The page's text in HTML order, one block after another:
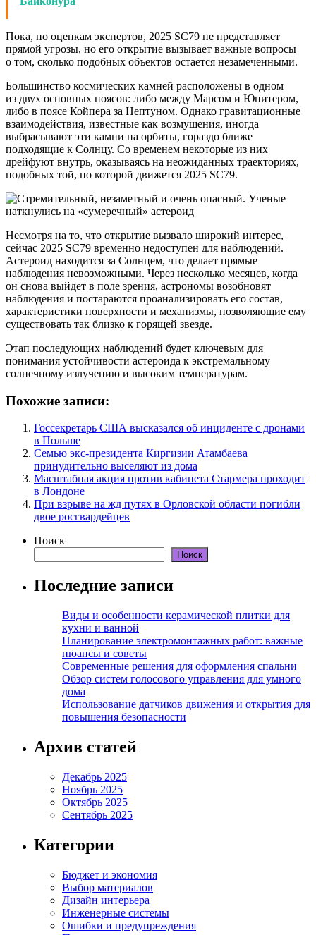
Пока, по оценкам экспертов, 2025 SC79 не представляет
прямой угрозы, но его открытие вызывает важные вопросы
о том, сколько подобных объектов остается незамеченными.
Большинство космических камней расположены в одном
из двух основных поясов: либо между Марсом и Юпитером,
либо в поясе Койпера за Нептуном. Однако гравитационные
взаимодействия, известные как возмущения, иногда
выбрасывают эти камни на орбиты, гораздо ближе
подходящие к Солнцу. Со временем некоторые из них
дрейфуют внутрь, оказываясь на неожиданных траекториях,
подобных той, по которой движется 2025 SC79.
Несмотря на то, что открытие вызвало широкий интерес,
сейчас 2025 SC79 временно недоступен для наблюдений.
Астероид находится за Солнцем, что делает прямые
наблюдения невозможными. Через несколько месяцев, когда
он снова выйдет в поле зрения, астрономы возобновят
наблюдения и постараются проанализировать его состав,
характеристики поверхности и механизмы, позволяющие ему
существовать так близко к горящей звезде.
Этап последующих наблюдений будет ключевым для
понимания устойчивости астероида к экстремальному
солнечному излучению и высоким температурам.
Похожие записи:
Госсекретарь США высказался об инциденте с дронами
в Польше
Семью экс-президента Киргизии Атамбаева
принудительно выселяют из дома
Масштабная акция против кабинета Стармера проходит
в Лондоне
При взрыве на жд путях в Орловской области погибли
двое росгвардейцев
Поиск
Поиск
Последние записи
Виды и особенности керамической плитки для
кухни и ванной
Планирование электромонтажных работ: важные
нюансы и советы
Современные решения для оформления спальни
Обзор систем голосового управления для умного
дома
Использование датчиков движения и открытия для
повышения безопасности
Архив статей
Декабрь 2025
Ноябрь 2025
Октябрь 2025
Сентябрь 2025
Категории
Бюджет и экономия
Выбор материалов
Дизайн интерьера
Инженерные системы
Ошибки и предупреждения